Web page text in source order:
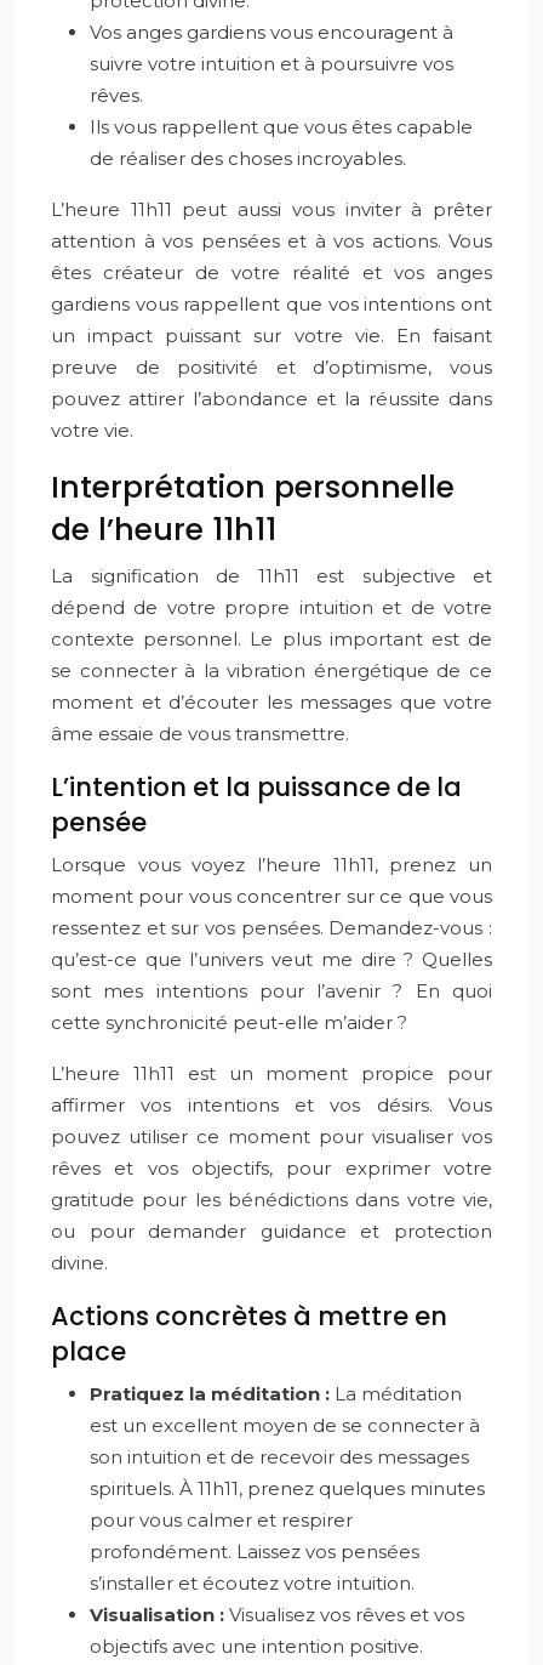
Vos anges gardiens vous encouragent à
suivre votre intuition et à poursuivre vos
rêves.
Ils vous rappellent que vous êtes capable
de réaliser des choses incroyables.
L’heure 11h11 peut aussi vous inviter à prêter
attention à vos pensées et à vos actions. Vous
êtes créateur de votre réalité et vos anges
gardiens vous rappellent que vos intentions ont
un impact puissant sur votre vie. En faisant
preuve de positivité et d’optimisme, vous
pouvez attirer l’abondance et la réussite dans
votre vie.
Interprétation personnelle
de l’heure 11h11
La signification de 11h11 est subjective et
dépend de votre propre intuition et de votre
contexte personnel. Le plus important est de
se connecter à la vibration énergétique de ce
moment et d’écouter les messages que votre
âme essaie de vous transmettre.
L’intention et la puissance de la
pensée
Lorsque vous voyez l’heure 11h11, prenez un
moment pour vous concentrer sur ce que vous
ressentez et sur vos pensées. Demandez-vous :
qu’est-ce que l’univers veut me dire ? Quelles
sont mes intentions pour l’avenir ? En quoi
cette synchronicité peut-elle m’aider ?
L’heure 11h11 est un moment propice pour
affirmer vos intentions et vos désirs. Vous
pouvez utiliser ce moment pour visualiser vos
rêves et vos objectifs, pour exprimer votre
gratitude pour les bénédictions dans votre vie,
ou pour demander guidance et protection
divine.
Actions concrètes à mettre en
place
Pratiquez la méditation : La méditation
est un excellent moyen de se connecter à
son intuition et de recevoir des messages
spirituels. À 11h11, prenez quelques minutes
pour vous calmer et respirer
profondément. Laissez vos pensées
s’installer et écoutez votre intuition.
Visualisation : Visualisez vos rêves et vos
objectifs avec une intention positive.